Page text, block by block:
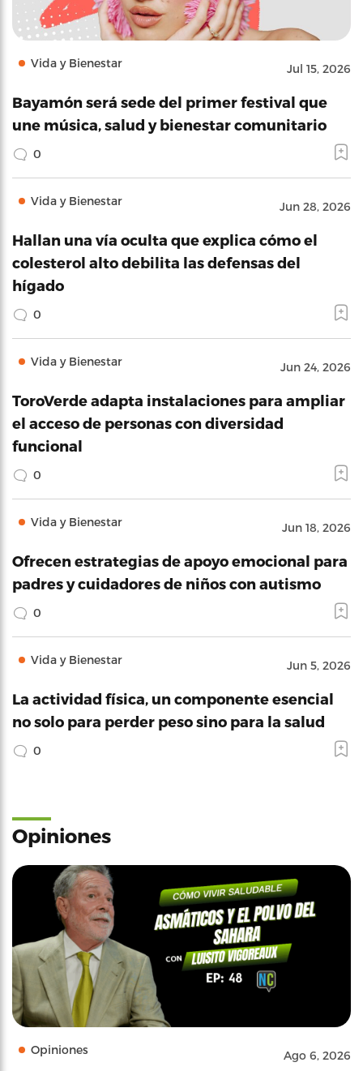
Vida y Bienestar Jul 15, 2026
Bayamón será sede del primer festival que
une música, salud y bienestar comunitario
0
Vida y Bienestar Jun 28, 2026
Hallan una vía oculta que explica cómo el
colesterol alto debilita las defensas del
hígado
0
Vida y Bienestar Jun 24, 2026
ToroVerde adapta instalaciones para ampliar
el acceso de personas con diversidad
funcional
0
Vida y Bienestar Jun 18, 2026
Ofrecen estrategias de apoyo emocional para
padres y cuidadores de niños con autismo
0
Vida y Bienestar Jun 5, 2026
La actividad física, un componente esencial
no solo para perder peso sino para la salud
0
Opiniones
Opiniones Ago 6, 2026